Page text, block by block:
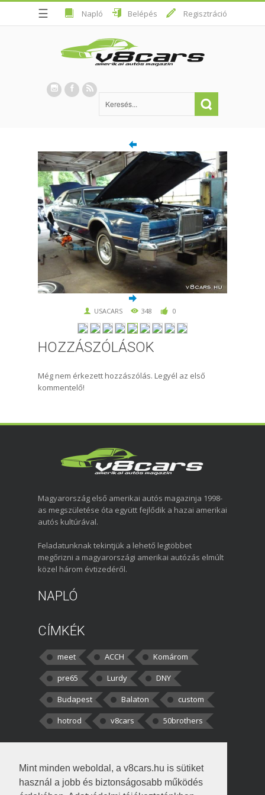
Mint minden weboldal, a v8cars.hu is sütiket
használ a jobb és biztonságosabb működés
☰ Napló Belépés Regisztráció
USACARS 348 0
HOZZÁSZÓLÁSOK
Még nem érkezett hozzászólás. Legyél az első
kommentelő!
Magyarország első amerikai autós magazinja 1998-
as megszületése óta együtt fejlődik a hazai amerikai
autós kultúrával.
Feladatunknak tekintjük a lehető legtöbbet
megőrizni a magyarországi amerikai autózás elmúlt
közel három évtizedéről.
NAPLÓ
CÍMKÉK
meet ACCH
Komárom
pre65
Lurdy
DNY
Budapest
Balaton
custom
hotrod
v8cars 50brothers
kortisz:Elszúrtam! Én csak két
darabbaal számoltam. Nem tudtam, hogy fél autót,